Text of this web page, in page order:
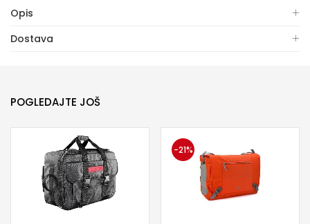
Opis
Dostava
POGLEDAJTE JOŠ
-21%